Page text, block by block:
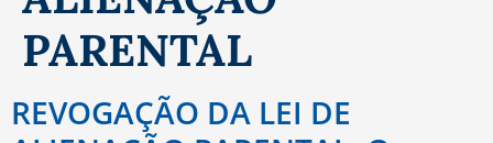
PARENTAL
REVOGAÇÃO DA LEI DE